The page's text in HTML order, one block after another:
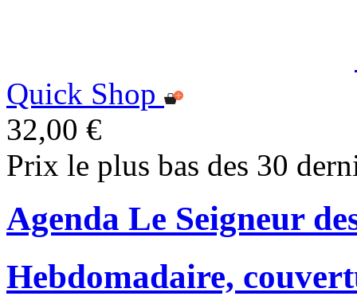
Quick Shop
32,00 €
Prix le plus bas des 30
Agenda Le Seigneur
Hebdomadaire,